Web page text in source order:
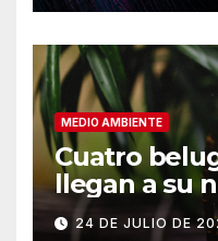
MEDIO AMBIENTE
Cuatro
llegan a su
Chicago
24 DE JULIO DE